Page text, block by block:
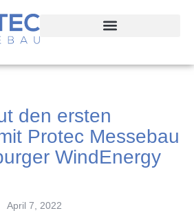
den ersten
Protec Messebau
WindEnergy
April 7, 2022